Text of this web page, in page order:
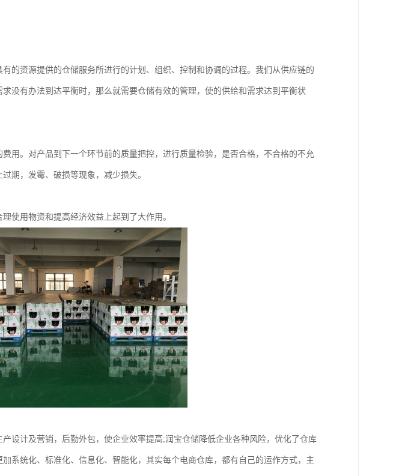
的资源提供的仓储服务所进行的计划、组织、控制和协调的过程。我们从供应链的
没有办法到达平衡时，那么就需要仓储有效的管理，使的供给和需求达到平衡状
用。对产品到下一个环节前的质量把控，进行质量检验，是否合格，不合格的不允
期，发霉、破损等现象，减少损失。
使用物资和提高经济效益上起到了大作用。
设计及营销，后勤外包，使企业效率提高;润宝仓储降低企业各种风险，优化了仓库
系统化、标准化、信息化、智能化，其实每个电商仓库，都有自己的运作方式，主